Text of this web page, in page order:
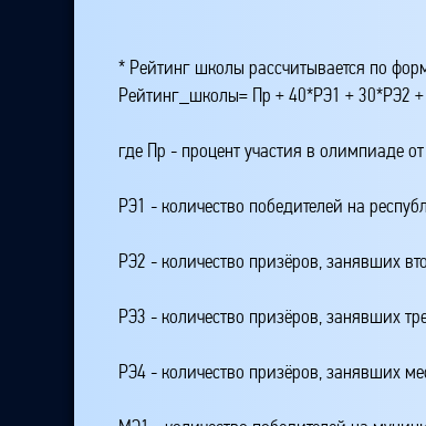
* Рейтинг школы рассчитывается по
Рейтинг_школы= Пр + 40*РЭ1 + 30*РЭ2
где Пр - процент участия в олимпиаде
РЭ1 - количество победителей на
РЭ2 - количество призёров, занявших
РЭ3 - количество призёров, занявших
РЭ4 - количество призёров, занявших